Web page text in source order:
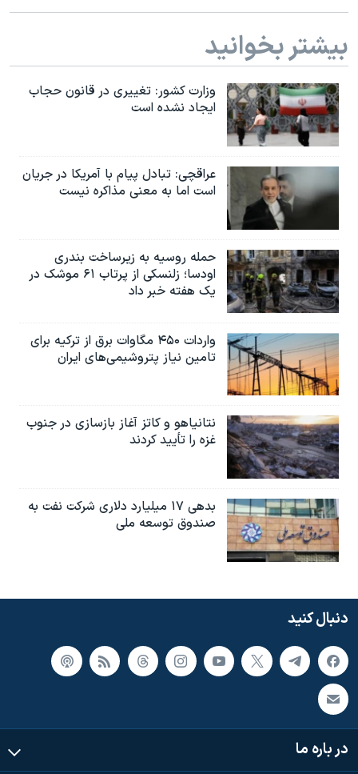
بیشتر بخوانید
وزارت کشور: تغییری در قانون حجاب
ایجاد نشده است
عراقچی: تبادل پیام با آمریکا در جریان
است اما به معنی مذاکره نیست
حمله روسیه به زیرساخت بندری
اودسا؛ زلنسکی از پرتاب ۶۱ موشک در
یک هفته خبر داد
واردات ۴۵۰ مگاوات برق از ترکیه برای
تامین نیاز پتروشیمی‌های ایران
نتانیاهو و کاتز آغاز بازسازی در جنوب
غزه را تأیید کردند
بدهی ۱۷ میلیارد دلاری شرکت نفت به
صندوق توسعه ملی
دنبال کنید
در باره ما